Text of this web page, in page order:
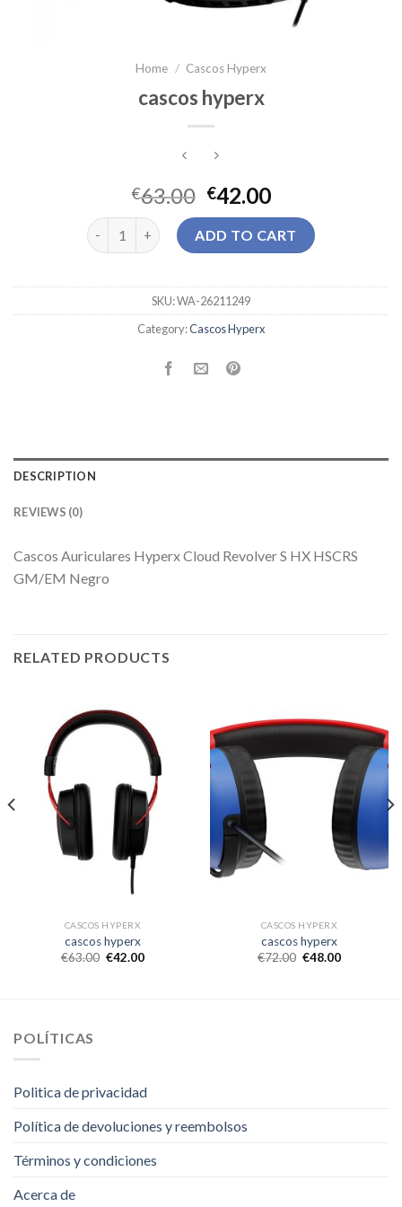
Home / Cascos Hyperx
cascos hyperx
€63.00 €42.00
cascos hyperx quantityADD TO CART
SKU:WA-26211249
Category:Cascos Hyperx
DESCRIPTION
REVIEWS (0)
Cascos Auriculares Hyperx Cloud Revolver S HX HSCRS
GM/EM Negro
RELATED PRODUCTS
CASCOS HYPERX
cascos hyperx
€63.00 €42.00
CASCOS HYPERX
cascos hyperx
€72.00 €48.00
POLÍTICAS
Politica de privacidad
Política de devoluciones y reembolsos
Términos y condiciones
Acerca de